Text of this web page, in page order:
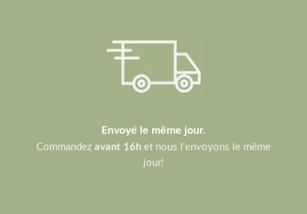
Envoyé le même jour.
Commandez avant 16h et nous l'envoyons le même
jour!